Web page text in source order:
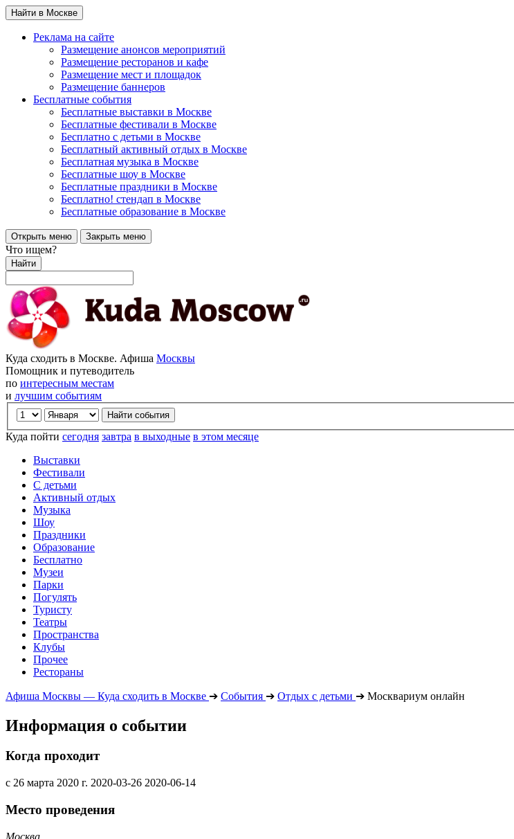
Найти в Москве
Реклама на сайте
Размещение анонсов мероприятий
Размещение ресторанов и кафе
Размещение мест и площадок
Размещение баннеров
Бесплатные события
Бесплатные выставки в Москве
Бесплатные фестивали в Москве
Бесплатно с детьми в Москве
Бесплатный активный отдых в Москве
Бесплатная музыка в Москве
Бесплатные шоу в Москве
Бесплатные праздники в Москве
Бесплатно! стендап в Москве
Бесплатные образование в Москве
Открыть меню Закрыть меню
Что ищем?
Найти
Куда сходить в Москве. Афиша Москвы
Помощник и путеводитель
по интересным местам
и лучшим событиям
Куда пойти сегодня завтра в выходные в этом месяце
Выставки
Фестивали
С детьми
Активный отдых
Музыка
Шоу
Праздники
Образование
Бесплатно
Музеи
Парки
Погулять
Туристу
Театры
Пространства
Клубы
Прочее
Рестораны
Афиша Москвы — Куда сходить в Москве ➔ События ➔ Отдых с детьми ➔ Москвариум онлайн
Информация о событии
Когда проходит
с 26 марта 2020 г. 2020-03-26 2020-06-14
Место проведения
Москва